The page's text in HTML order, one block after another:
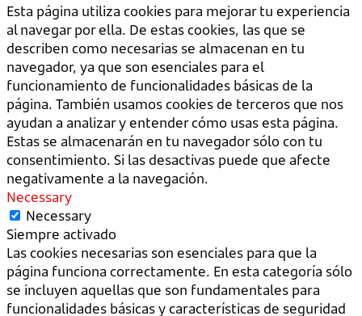
Esta página utiliza cookies para mejorar tu experiencia
al navegar por ella. De estas cookies, las que se
describen como necesarias se almacenan en tu
navegador, ya que son esenciales para el
funcionamiento de funcionalidades básicas de la
página. También usamos cookies de terceros que nos
ayudan a analizar y entender cómo usas esta página.
Estas se almacenarán en tu navegador sólo con tu
consentimiento. Si las desactivas puede que afecte
negativamente a la navegación.
Necessary
Necessary
Siempre activado
Las cookies necesarias son esenciales para que la
página funciona correctamente. En esta categoría sólo
se incluyen aquellas que son fundamentales para
funcionalidades básicas y características de seguridad